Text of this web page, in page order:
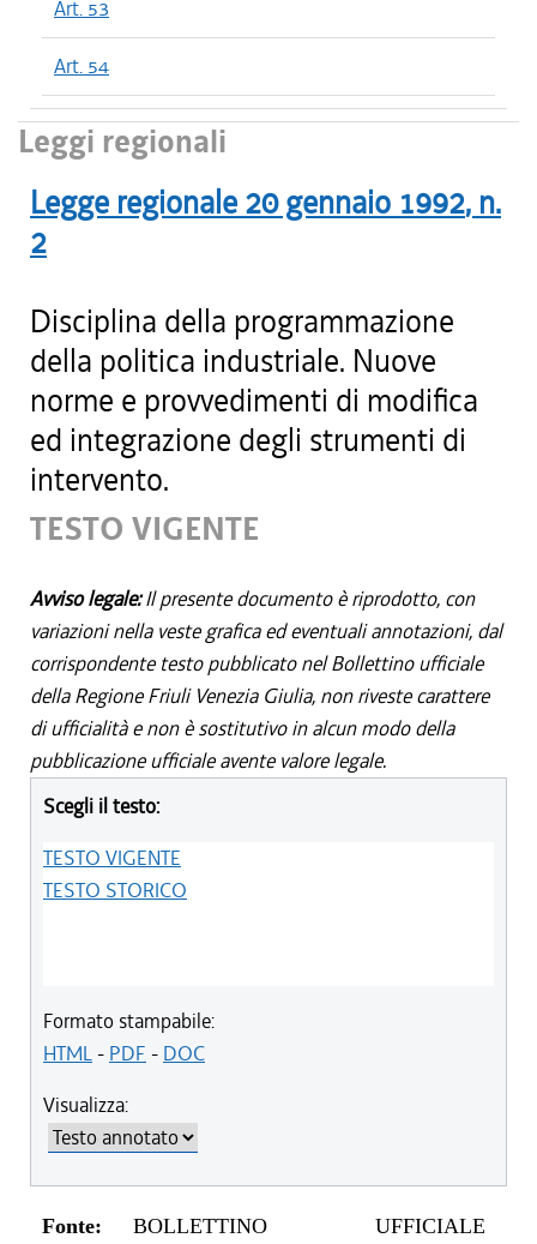
Art. 53
Art. 54
Leggi regionali
Legge regionale 20 gennaio 1992, n.
2
Disciplina della programmazione
della politica industriale. Nuove
norme e provvedimenti di modifica
ed integrazione degli strumenti di
intervento.
TESTO VIGENTE
Avviso legale:Il presente documento è riprodotto, con
variazioni nella veste grafica ed eventuali annotazioni, dal
corrispondente testo pubblicato nel Bollettino ufficiale
della Regione Friuli Venezia Giulia, non riveste carattere
di ufficialità e non è sostitutivo in alcun modo della
pubblicazione ufficiale avente valore legale.
Scegli il testo:
TESTO VIGENTE
TESTO STORICO
Formato stampabile:
HTML- PDF - DOC
Visualizza:
Fonte:
BOLLETTINO UFFICIALE